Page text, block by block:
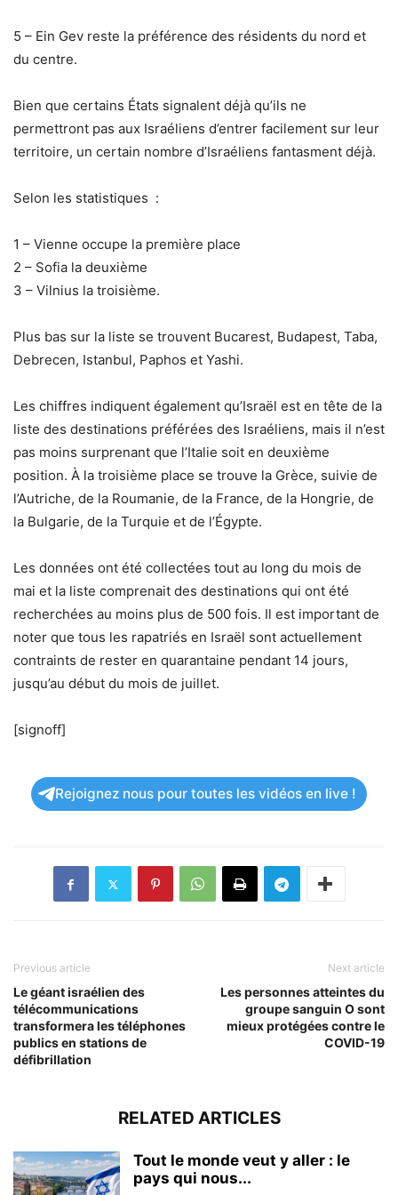
5 – Ein Gev reste la préférence des résidents du nord et
du centre.
Bien que certains États signalent déjà qu’ils ne
permettront pas aux Israéliens d’entrer facilement sur leur
territoire, un certain nombre d’Israéliens fantasment déjà.
Selon les statistiques :
1 – Vienne occupe la première place
2 – Sofia la deuxième
3 – Vilnius la troisième.
Plus bas sur la liste se trouvent Bucarest, Budapest, Taba,
Debrecen, Istanbul, Paphos et Yashi.
Les chiffres indiquent également qu’Israël est en tête de la
liste des destinations préférées des Israéliens, mais il n’est
pas moins surprenant que l’Italie soit en deuxième
position. À la troisième place se trouve la Grèce, suivie de
l’Autriche, de la Roumanie, de la France, de la Hongrie, de
la Bulgarie, de la Turquie et de l’Égypte.
Les données ont été collectées tout au long du mois de
mai et la liste comprenait des destinations qui ont été
recherchées au moins plus de 500 fois. Il est important de
noter que tous les rapatriés en Israël sont actuellement
contraints de rester en quarantaine pendant 14 jours,
jusqu’au début du mois de juillet.
[signoff]
Rejoignez nous pour toutes les vidéos en live !
Previous article
Le géant israélien des
télécommunications
transformera les téléphones
publics en stations de
défibrillation
Next article
Les personnes atteintes du
groupe sanguin O sont
mieux protégées contre le
COVID-19
RELATED ARTICLES
Tout le monde veut y aller : le
pays qui nous...